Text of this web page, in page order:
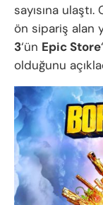
sayısına
ön sipariş alan
3‘ün Epic Store
olduğunu